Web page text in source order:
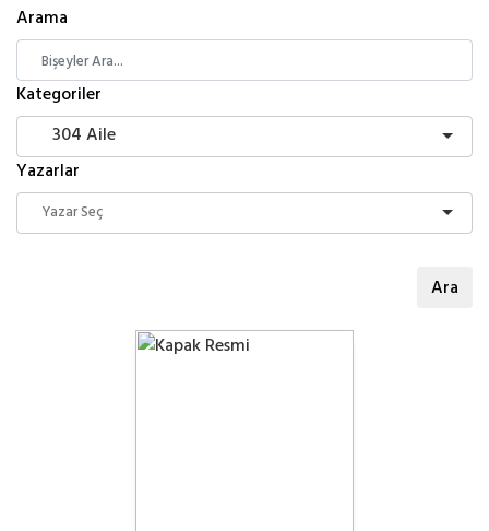
Arama
Kategoriler
304 Aile
Yazarlar
Ara